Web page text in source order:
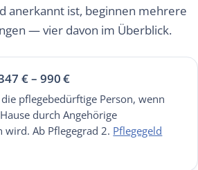
anerkannt ist, beginnen mehrere
— vier davon im Überblick.
€ – 990 €
pflegebedürftige Person, wenn
durch Angehörige
Ab Pflegegrad 2. Pflegegeld